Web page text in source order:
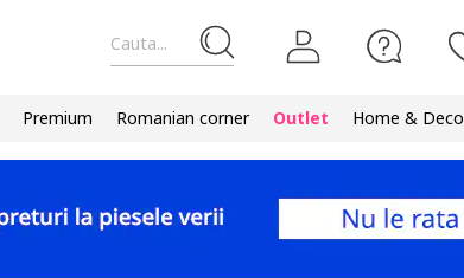
Cauta...
Premium Romanian corner Outlet Home & Deco